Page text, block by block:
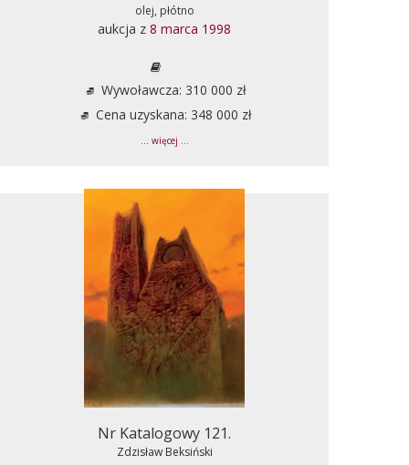
olej, płótno
aukcja z 8 marca 1998
Wywoławcza: 310 000 zł
Cena uzyskana: 348 000 zł
... więcej ...
Nr Katalogowy 121.
Zdzisław Beksiński